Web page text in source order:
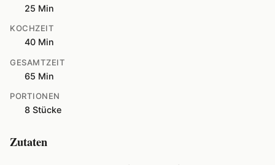
25 Min
KOCHZEIT
40 Min
GESAMTZEIT
65 Min
PORTIONEN
8 Stücke
Zutaten